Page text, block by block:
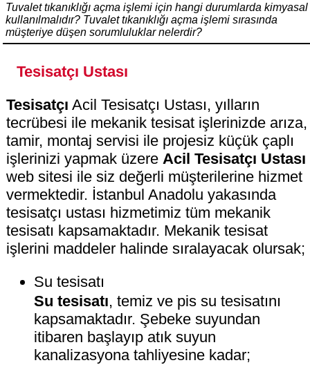
Tuvalet tıkanıklığı açma işlemi için hangi durumlarda kimyasal
kullanılmalıdır? Tuvalet tıkanıklığı açma işlemi sırasında
müşteriye düşen sorumluluklar nelerdir?
Tesisatçı Ustası
Tesisatçı Acil Tesisatçı Ustası, yılların
tecrübesi ile mekanik tesisat işlerinizde arıza,
tamir, montaj servisi ile projesiz küçük çaplı
işlerinizi yapmak üzere Acil Tesisatçı Ustası
web sitesi ile siz değerli müşterilerine hizmet
vermektedir. İstanbul Anadolu yakasında
tesisatçı ustası hizmetimiz tüm mekanik
tesisatı kapsamaktadır. Mekanik tesisat
işlerini maddeler halinde sıralayacak olursak;
Su tesisatı
Su tesisatı, temiz ve pis su tesisatını
kapsamaktadır. Şebeke suyundan
itibaren başlayıp atık suyun
kanalizasyona tahliyesine kadar;